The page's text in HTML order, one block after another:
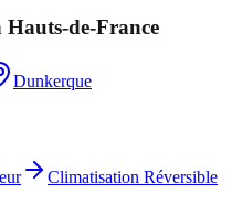
Hauts-de-France
Dunkerque
Climatisation Réversible